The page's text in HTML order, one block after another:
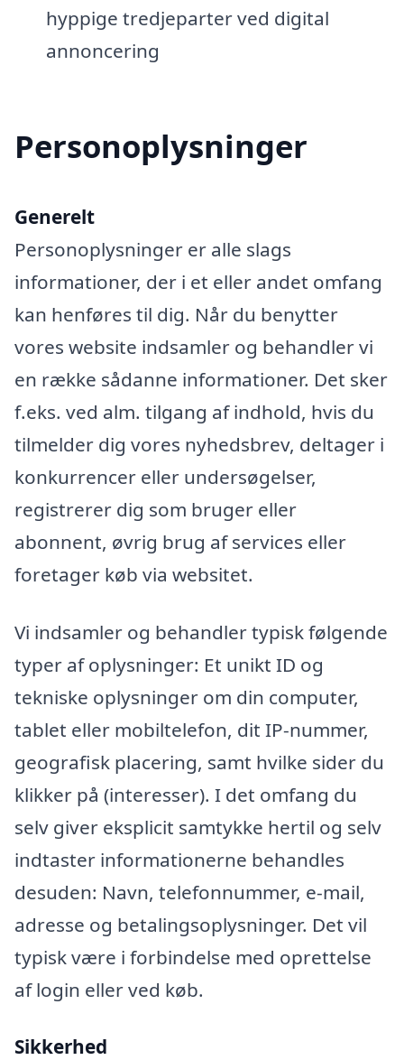
hyppige tredjeparter ved digital
annoncering
Personoplysninger
Generelt
Personoplysninger er alle slags
informationer, der i et eller andet omfang
kan henføres til dig. Når du benytter
vores website indsamler og behandler vi
en række sådanne informationer. Det sker
f.eks. ved alm. tilgang af indhold, hvis du
tilmelder dig vores nyhedsbrev, deltager i
konkurrencer eller undersøgelser,
registrerer dig som bruger eller
abonnent, øvrig brug af services eller
foretager køb via websitet.
Vi indsamler og behandler typisk følgende
typer af oplysninger: Et unikt ID og
tekniske oplysninger om din computer,
tablet eller mobiltelefon, dit IP-nummer,
geografisk placering, samt hvilke sider du
klikker på (interesser). I det omfang du
selv giver eksplicit samtykke hertil og selv
indtaster informationerne behandles
desuden: Navn, telefonnummer, e-mail,
adresse og betalingsoplysninger. Det vil
typisk være i forbindelse med oprettelse
af login eller ved køb.
Sikkerhed